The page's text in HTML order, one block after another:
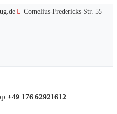
Cornelius-Fredericks-Str. 55
+49 176 62921612